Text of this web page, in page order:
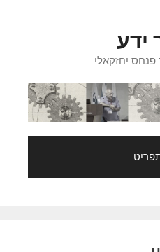
ידע
יחזקאלי